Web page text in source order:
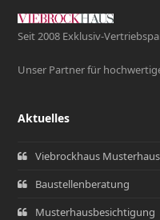
Seit 2008 Exklusiv-
Unser Partner für
Aktuelles
Viebrockhaus
Baustellenberatung
Musterhausbesichtigung